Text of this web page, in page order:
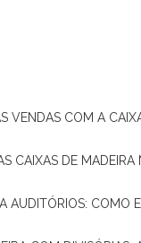
VENDAS COM A
CAIXAS DE
AUDITÓRIOS: COMO